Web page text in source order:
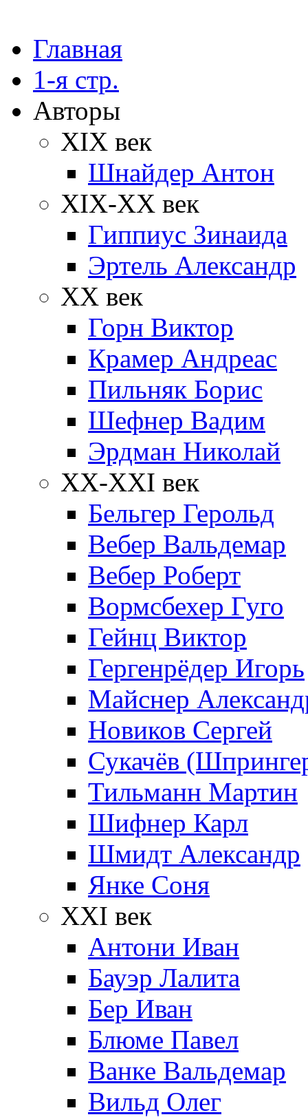
Главная
1-я стр.
Авторы
XIX век
Шнайдер Антон
XIX-XX век
Гиппиус Зинаида
Эртель Александр
XX век
Горн Виктор
Крамер Андреас
Пильняк Борис
Шефнер Вадим
Эрдман Николай
ХХ-XXI век
Бельгер Герольд
Вебер Вальдемар
Вебер Роберт
Вормсбехер Гуго
Гейнц Виктор
Гергенрёдер Игорь
Майснер
Новиков Сергей
Сукачёв
Тильманн Мартин
Шифнер Карл
Шмидт Александр
Янке Соня
XXI век
Антони Иван
Бауэр Лалита
Бер Иван
Блюме Павел
Ванке Вальдемар
Вильд Олег